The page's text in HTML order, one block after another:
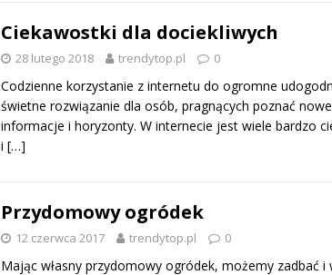
Ciekawostki dla dociekliwych
28 lutego 2018 trendytop.pl 0
Codzienne korzystanie z internetu do ogromne
świetne rozwiązanie dla osób, pragnących poznać nowe
informacje i horyzonty. W internecie jest wiele bardzo
i […]
Przydomowy ogródek
12 czerwca 2017 trendytop.pl 0
Mając własny przydomowy ogródek, możemy zadbać i